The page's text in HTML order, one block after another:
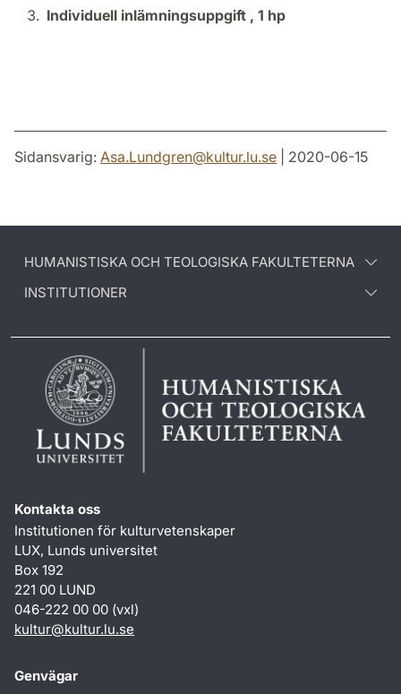
Individuell inlämningsuppgift , 1 hp
Sidansvarig: Asa.Lundgren@kultur.lu.se | 2020-06-15
HUMANISTISKA OCH TEOLOGISKA FAKULTETERNA
INSTITUTIONER
Kontakta oss
Institutionen för kulturvetenskaper
LUX, Lunds universitet
Box 192
221 00 LUND
046-222 00 00 (vxl)
kultur@kultur.lu.se
Genvägar